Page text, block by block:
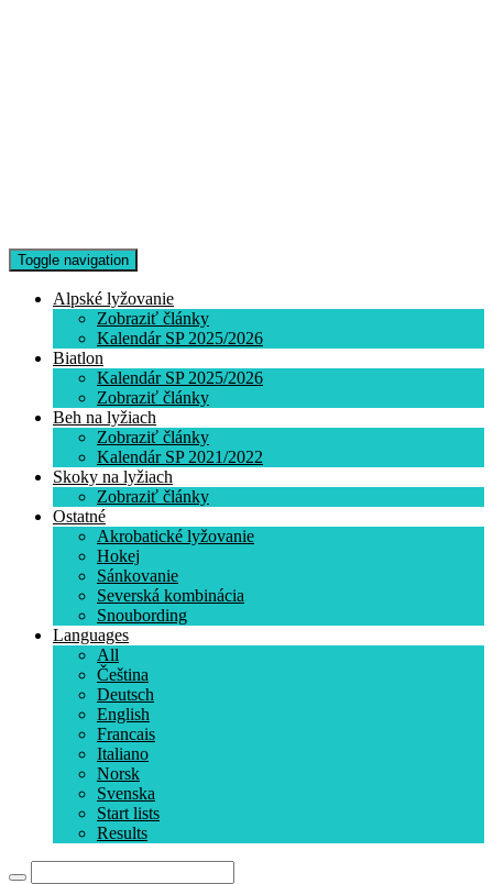
Toggle navigation
Alpské lyžovanie
Zobraziť články
Kalendár SP 2025/2026
Biatlon
Kalendár SP 2025/2026
Zobraziť články
Beh na lyžiach
Zobraziť články
Kalendár SP 2021/2022
Skoky na lyžiach
Zobraziť články
Ostatné
Akrobatické lyžovanie
Hokej
Sánkovanie
Severská kombinácia
Snoubording
Languages
All
Čeština
Deutsch
English
Francais
Italiano
Norsk
Svenska
Start lists
Results